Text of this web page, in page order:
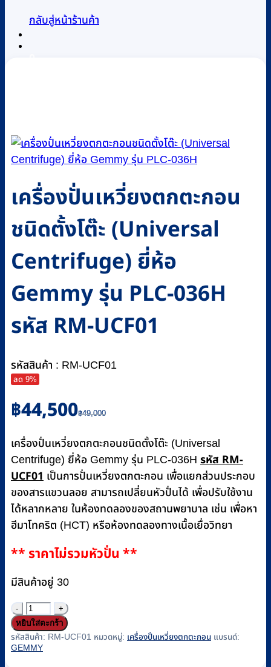
กลับสู่หน้าร้านค้า
เครื่องปั่นเหวี่ยงตกตะกอน
ชนิดตั้งโต๊ะ (Universal
Centrifuge) ยี่ห้อ
Gemmy รุ่น PLC-036H
รหัส RM-UCF01
รหัสสินค้า : RM-UCF01
ลด 9%
฿49,000
Original
price
฿49,000.
฿44,500
Current
price
฿44,500.
เครื่องปั่นเหวี่ยงตกตะกอนชนิดตั้งโต๊ะ (Universal
Centrifuge) ยี่ห้อ Gemmy รุ่น PLC-036H รหัส RM-
UCF01 เป็นการปั่นเหวี่ยงตกตะกอน เพื่อแยกส่วนประกอบ
ของสารแขวนลอย สามารถเปลี่ยนหัวปั่นได้ เพื่อปรับใช้งาน
ได้หลากหลาย ในห้องทดลองของสถานพยาบาล เช่น เพื่อหา
ฮีมาโทคริต (HCT) หรือห้องทดลองทางเนื้อเยื่อวิทยา
** ราคาไม่รวมหัวปั่น **
มีสินค้าอยู่ 30
จำนวน
เครื่อง
ปั่น
หยิบใส่ตะกร้า
รหัสสินค้า: RM-UCF01 หมวดหมู่: เครื่องปั่นเหวี่ยงตกตะกอน แบรนด์:
GEMMY